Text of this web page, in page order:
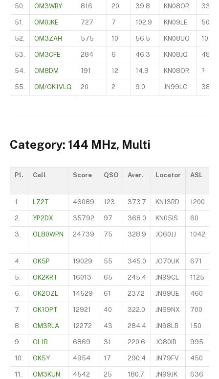
50. OM3WBY 816 20 39.8 KN08OR 330
51. OM0JKE 727 7 102.9 KN09LE 506
52. OM3ZAH 575 10 56.5 KN08UO 104
53. OM3CFE 284 6 46.3 KN08JQ 480
54. OM8DM 191 12 14.9 KN08OR ?
55. OM/OK1VLG 20 2 9.0 JN99LC 381
Category: 144 MHz, Multi
Pl. Call Score QSO Aver. Locator ASL
1. LZ2T 46089 123 373.7 KN13RD 1200
2. YP2DX 35792 97 368.0 KN05IS 60
3. OL80WPN 24739 75 328.9 JO60JJ 1042
4. OK5P 19029 55 345.0 JO70UK 671
5. OK2KRT 16013 65 245.4 JN99CL 1125
6. OK2OZL 14529 61 237.2 JN89UE 460
7. OK1OPT 12921 40 322.0 JN69NX 700
8. OM3RLA 12272 43 284.4 JN98LB 150
9. OL1B 6869 31 220.6 JO80IB 995
10. OK5Y 4954 17 290.4 JN79FV 450
11. OM3KUN 4542 25 180.7 JN99JK 636